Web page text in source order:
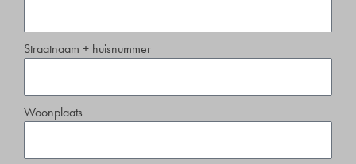
Straatnaam + huisnummer
Woonplaats